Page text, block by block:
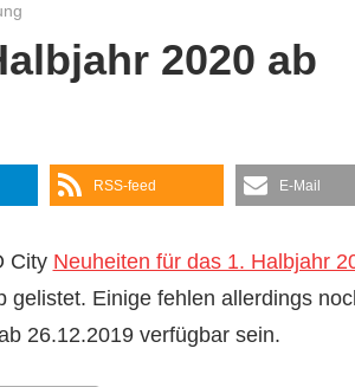
2020 ab
RSS-feed E-Mail
City Neuheiten für das 1. Halbjahr
Einige fehlen allerdings
26.12.2019 verfügbar sein.